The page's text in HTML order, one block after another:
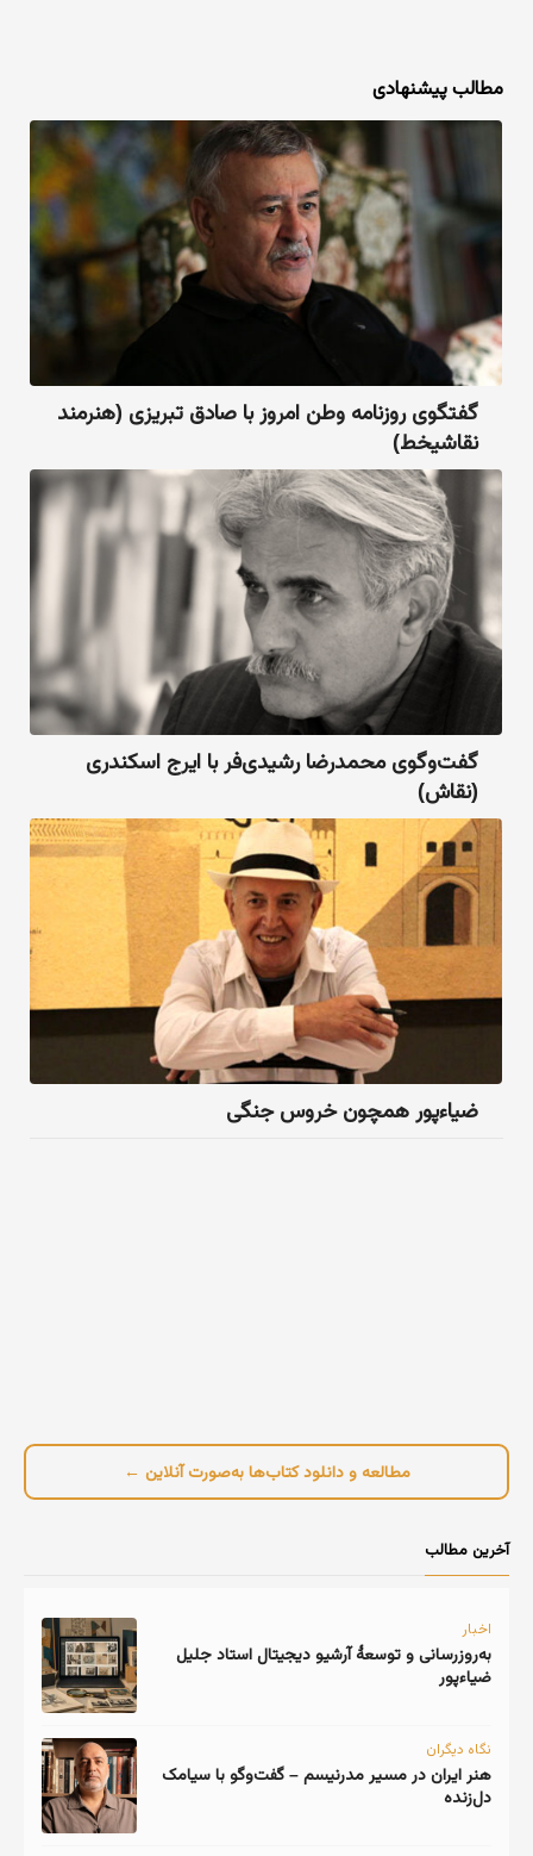
مطالب پیشنهادی
گفتگو‌ی روزنامه وطن‌ امروز با صادق تبریزی (هنرمند
نقاشیخط)
گفت‌وگوی محمدرضا رشیدی‌فر با ایرج اسکندری
(نقاش)
ضیاءپور همچون خروس جنگی
مطالعه و دانلود کتاب‌ها به‌صورت آنلاین ←
آخرین مطالب
اخبار
به‌روزرسانی و توسعهٔ آرشیو دیجیتال استاد جلیل
ضیاءپور
نگاه دیگران
هنر ایران در مسیر مدرنیسم – گفت‌وگو با سیامک
دل‌زنده